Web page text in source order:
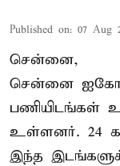
Published on: 07 Aug
சென்னை,
சென்னை
பணியிடங்கள்
உள்ளனர். 24
இந்த